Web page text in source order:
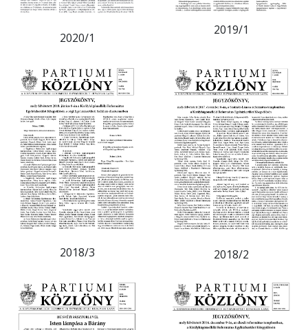
2020/1
2019/1
2018/3 2018/2